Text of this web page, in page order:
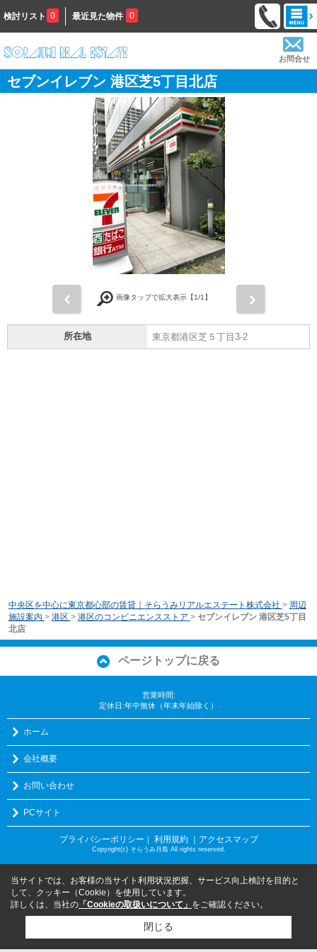
検討リスト 0 最近見た物件 0
お問合せ
セブンイレブン 港区芝5丁目北店
画像タップで拡大表示【1/1】
所在地 東京都港区芝５丁目3-2
中央区を中心に東京都心部の賃貸｜そらうみリアルエステート株式会社 > 周辺
施設案内 > 港区 > 港区のコンビニエンスストア > セブンイレブン 港区芝5丁目
北店
ページトップに戻る
営業時間:
定休日:年中無休（年末年始除く）
ホーム
会社概要
お問い合わせ
PCサイト
プライバシーポリシー ｜ 利用規約 ｜アクセスマップ
Copyright(c) そらうみ月島 All rights reserved.
当サイトでは、お客様の当サイト利用状況把握、サービス向上検討を目的と
して、クッキー（Cookie）を使用しています。
詳しくは、当社の 「Cookieの取扱いについて」 をご確認ください。
閉じる